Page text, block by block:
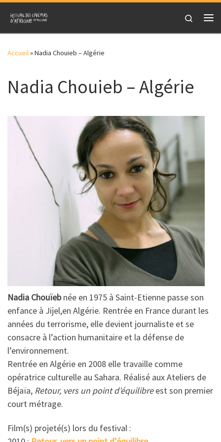
Skip to content
Search
Accueil»Nadia Chouieb – Algérie
Nadia Chouieb – Algérie
Nadia Chouïebnée en 1975 à Saint-Etienne passe son
enfance à Jijel,en Algérie. Rentrée en France durant les
années du terrorisme, elle devient journaliste et se
consacre à l’action humanitaire et la défense de
l’environnement.
Rentrée en Algérie en 2008 elle travaille comme
opératrice culturelle au Sahara. Réalisé aux Ateliers de
Béjaïa, Retour, vers un point d’équilibreest son premier
court métrage.
Film(s) projeté(s) lors du festival :